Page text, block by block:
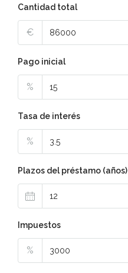
Cantidad total
€
Pago inicial
%
Tasa de interés
%
Plazos del préstamo (años)
Impuestos
%